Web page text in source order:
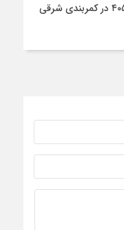
۳فوتی در واژگونی و آتش‌سوزی پژو ۴۰۵ در کمربندی شرقی